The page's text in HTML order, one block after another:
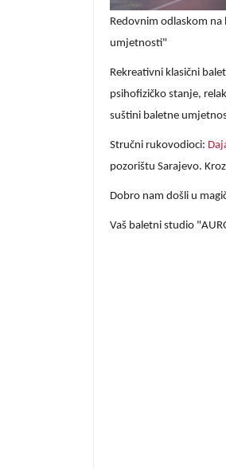
Redovnim odlaskom
umjetnosti"
Rekreativni klasični
psihofizičko stanje,
suštini baletne
Stručni rukovodioci:
pozorištu Sarajevo.
Dobro nam došli u
Vaš baletni studio